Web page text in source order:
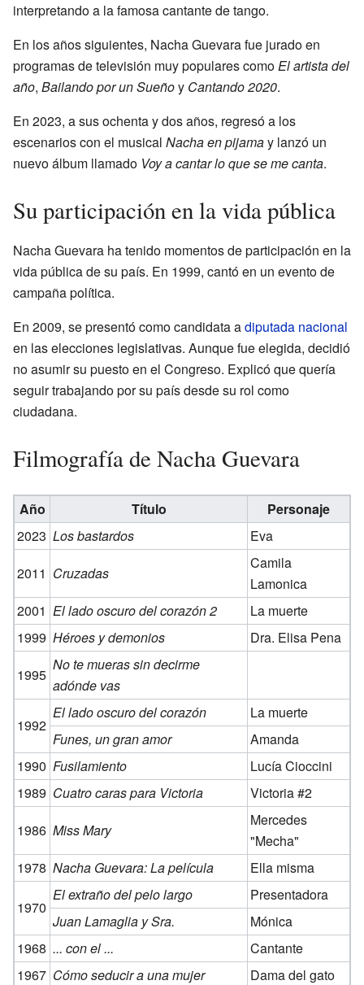
interpretando a la famosa cantante de tango.
En los años siguientes, Nacha Guevara fue jurado en
programas de televisión muy populares comoEl artista del
año, Bailando por un Sueñoy Cantando 2020.
En 2023, a sus ochenta y dos años, regresó a los
escenarios con el musical Nacha en pijamay lanzó un
nuevo álbum llamado Voy a cantar lo que se me canta.
Su participación en la vida pública
Nacha Guevara ha tenido momentos de participación en la
vida pública de su país. En 1999, cantó en un evento de
campaña política.
En 2009, se presentó como candidata adiputada nacional
en las elecciones legislativas. Aunque fue elegida, decidió
no asumir su puesto en el Congreso. Explicó que quería
seguir trabajando por su país desde su rol como
ciudadana.
Filmografía de Nacha Guevara
Año Título
Personaje
2023 Los bastardos
Eva
2011 Cruzadas
Camila
Lamonica
2001 El lado oscuro del corazón 2
La muerte
1999 Héroes y demonios
Dra. Elisa Pena
1995
No te mueras sin decirme
adónde vas
1992
El lado oscuro del corazón
La muerte
Funes, un gran amor
Amanda
1990 Fusilamiento
Lucía Cioccini
1989 Cuatro caras para Victoria
Victoria #2
1986 Miss Mary
Mercedes
"Mecha"
1978 Nacha Guevara: La película Ella misma
1970
El extraño del pelo largo
Presentadora
Juan Lamaglia y Sra.
Mónica
1968 ... con el ...
Cantante
1967 Cómo seducir a una mujer Dama del gato